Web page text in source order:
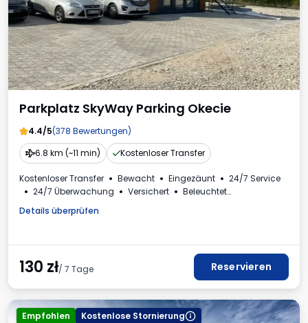
Parkplatz SkyWay Parking Okecie
4.4/5(378 Bewertungen)
6.8 km (~11 min)
Kostenloser Transfer
Kostenloser Transfer Bewacht Eingezäunt
24/7 Service
24/7 Überwachung
Versichert
Beleuchtet
Rechnung aus dem Parkhaus
Details überprüfen
130 zł/ 7 Tage Reservieren
Empfohlen Kostenlose Stornierung